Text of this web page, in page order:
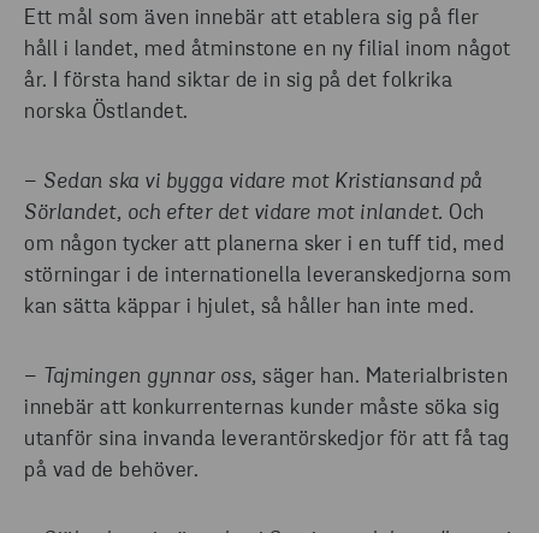
Ett mål som även innebär att etablera sig på fler
håll i landet, med åtminstone en ny filial inom något
år. I första hand siktar de in sig på det folkrika
norska Östlandet.
– Sedan ska vi bygga vidare mot Kristiansand på
Sörlandet, och efter det vidare mot inlandet. Och
om någon tycker att planerna sker i en tuff tid, med
störningar i de internationella leveranskedjorna som
kan sätta käppar i hjulet, så håller han inte med.
– Tajmingen gynnar oss, säger han. Materialbristen
innebär att konkurrenternas kunder måste söka sig
utanför sina invanda leverantörskedjor för att få tag
på vad de behöver.